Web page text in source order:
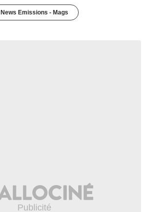
News Emissions - Mags